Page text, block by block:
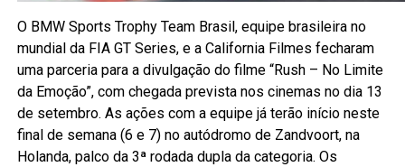
O BMW Sports Trophy Team Brasil, equipe brasileira no
mundial da FIA GT Series, e a California Filmes fecharam
uma parceria para a divulgação do filme “Rush – No Limite
da Emoção”, com chegada prevista nos cinemas no dia 13
de setembro. As ações com a equipe já terão início neste
final de semana (6 e 7) no autódromo de Zandvoort, na
Holanda, palco da 3ª rodada dupla da categoria. Os